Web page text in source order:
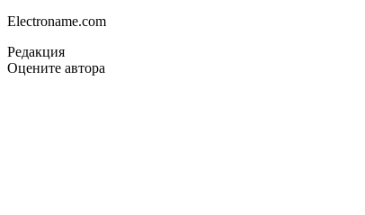
Electroname.com
Редакция
Оцените автора